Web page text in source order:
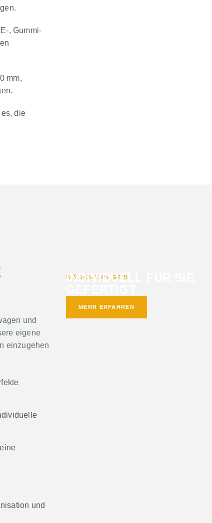
, Gummi-
mm,
die
und
eigene
einzugehen
und
WÄSCHEWAGEN
INDIVIDUELL FÜR SIE
MEHR ERFAHREN